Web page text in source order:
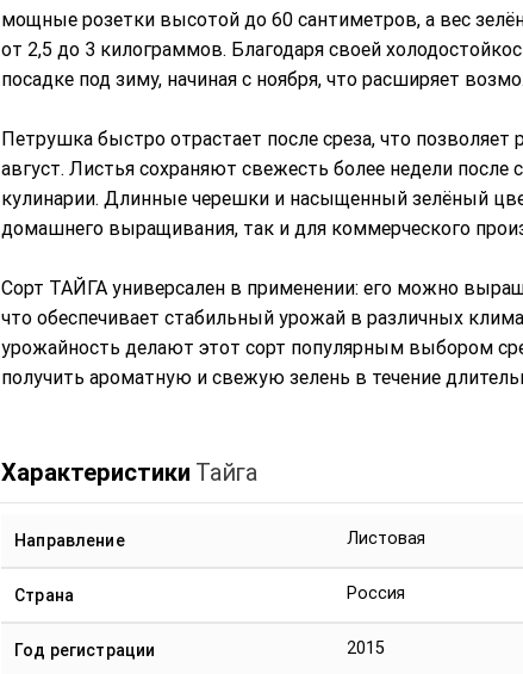
мощные розетки высотой до 60 сантиметров, а вес
от 2,5 до 3 килограммов. Благодаря своей
посадке под зиму, начиная с ноября, что расширяет
Петрушка быстро отрастает после среза, что позволяет
август. Листья сохраняют свежесть более недели после
кулинарии. Длинные черешки и насыщенный зелёный
домашнего выращивания, так и для коммерческого
Сорт ТАЙГА универсален в применении: его можно
что обеспечивает стабильный урожай в различных
урожайность делают этот сорт популярным выбором
получить ароматную и свежую зелень в течение
Характеристики Тайга
Направление Листовая
Страна Россия
Год регистрации 2015